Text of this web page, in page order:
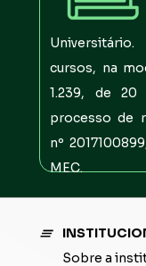
cursos, na
1.239, de
processo de
nº
MEC.
Sobre a